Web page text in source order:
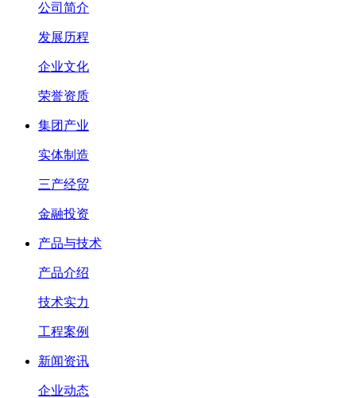
公司简介
发展历程
企业文化
荣誉资质
集团产业
实体制造
三产经贸
金融投资
产品与技术
产品介绍
技术实力
工程案例
新闻资讯
企业动态